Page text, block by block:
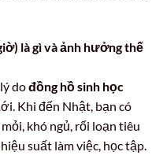
là gì và ảnh hưởng thế
dođồng hồ sinh học
Khi đến Nhật, bạn có
khó ngủ, rối loạn tiêu
suất làm việc, học tập.